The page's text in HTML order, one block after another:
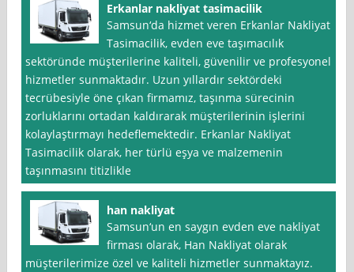
Erkanlar nakliyat tasimacilik
Samsun‘da hizmet veren Erkanlar Nakliyat
Tasimacilik, evden eve taşımacılık
sektöründe müşterilerine kaliteli, güvenilir ve profesyonel
hizmetler sunmaktadır. Uzun yıllardır sektördeki
tecrübesiyle öne çıkan firmamız, taşınma sürecinin
zorluklarını ortadan kaldırarak müşterilerinin işlerini
kolaylaştırmayı hedeflemektedir. Erkanlar Nakliyat
Tasimacilik olarak, her türlü eşya ve malzemenin
taşınmasını titizlikle
han nakliyat
Samsun‘un en saygın evden eve nakliyat
firması olarak, Han Nakliyat olarak
müşterilerimize özel ve kaliteli hizmetler sunmaktayız.